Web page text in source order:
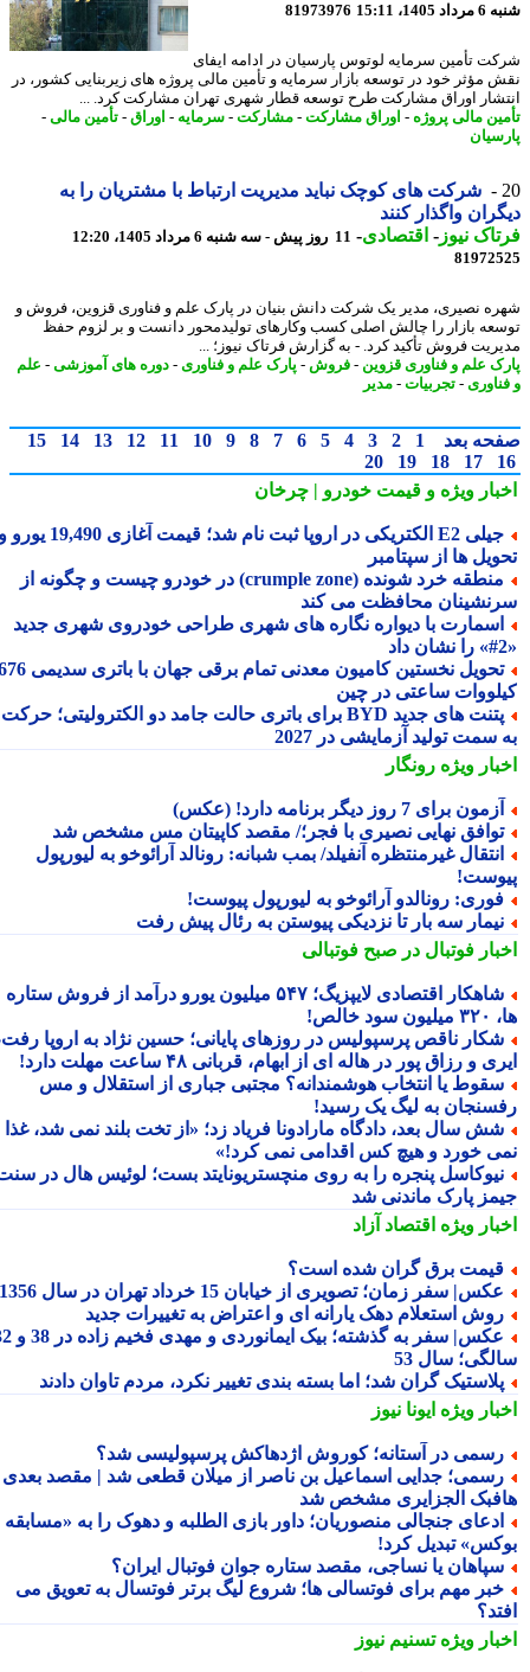
15:11
81973976
تأمین سرمایه لوتوس پارسیان در ادامه ایفای
مؤثر خود در توسعه بازار سرمایه و تأمین مالی پروژه های زیربنایی کشور، در
اوراق مشارکت طرح توسعه قطار شهری تهران مشارکت کرد. ...
مالی پروژه-اوراق مشارکت-مشارکت-سرمایه -اوراق- تأمین مالی-
شرکت های کوچک نباید مدیریت ارتباط با مشتریان را به
واگذار کنند
نیوز-اقتصادی-11 روز پیش - سه شنبه 6 مرداد 1405، 12:20
نصیری، مدیر یک شرکت دانش بنیان در پارک علم و فناوری قزوین، فروش و
بازار را چالش اصلی کسب وکارهای تولیدمحور دانست و بر لزوم حفظ
فروش تأکید کرد. - به گزارش فرتاک نیوز؛ ...
علم و فناوری قزوین -فروش -پارک علم و فناوری- دوره های آموزشی -علم
- تجربیات -مدیر
بعد 1
2
3
4
5
6
7
8
9
10
11
12
13
14
15
17
18
19
20
ویژهو قیمت خودرو | چرخان
جیلی E2 الکتریکی در اروپا ثبت نام شد؛ قیمت آغازی 19,490 یورو و
ها از سپتامبر
منطقه خرد شونده (crumple zone) در خودرو چیست و چگونه از
محافظت می کند
با دیواره نگاره های شهری طراحی خودروی شهری جدید
تحویل نخستین کامیون معدنی تمام برقی جهان با باتری سدیمی 676
ساعتی در چین
پتنت های جدید BYD برای باتری حالت جامد دو الکترولیتی؛ حرکت
سمت تولید آزمایشی در 2027
ویژهرونگار
برای 7 روز دیگر برنامه دارد! (عکس)
نهایی نصیری با فجر؛/ مقصد کاپیتان مس مشخص شد
غیرمنتظره آنفیلد/ بمب شبانه: رونالد آرائوخو به لیورپول
رونالدو آرائوخو به لیورپول پیوست!
سه بار تا نزدیکی پیوستن به رئال پیش رفت
فوتبال در صبح فوتبالی
شاهکار اقتصادی لایپزیگ؛ ۵۴۷ میلیون یورو درآمد از فروش ستاره
ناقص پرسپولیس در روزهای پایانی؛ حسین نژاد به اروپا رفت،
و رزاق پور در هاله ای از ابهام، قربانی ۴۸ ساعت مهلت دارد!
یا انتخاب هوشمندانه؟ مجتبی جباری از استقلال و مس
به لیگ یک رسید!
سال بعد، دادگاه مارادونا فریاد زد؛ «از تخت بلند نمی شد، غذا
خورد و هیچ کس اقدامی نمی کرد!»
پنجره را به روی منچستریونایتد بست؛ لوئیس هال در سنت
پارک ماندنی شد
ویژهاقتصاد آزاد
برق گران شده است؟
سفر زمان؛ تصویری از خیابان 15 خرداد تهران در سال 1356
استعلام دهک یارانه ای و اعتراض به تغییرات جدید
عکس| سفر به گذشته؛ بیک ایمانوردی و مهدی فخیم زاده در 38 و 32
سال 53
گران شد؛ اما بسته بندی تغییر نکرد، مردم تاوان دادند
ویژهایونا نیوز
در آستانه؛ کوروش اژدهاکش پرسپولیسی شد؟
جدایی اسماعیل بن ناصر از میلان قطعی شد | مقصد بعدی
الجزایری مشخص شد
جنجالی منصوریان؛ داور بازی الطلبه و دهوک را به «مسابقه
تبدیل کرد!
یا نساجی، مقصد ستاره جوان فوتبال ایران؟
مهم برای فوتسالی ها؛ شروع لیگ برتر فوتسال به تعویق می
ویژهتسنیم نیوز